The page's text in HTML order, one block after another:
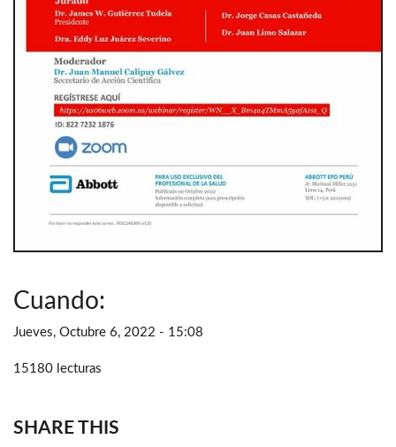
Cuando:
Jueves, Octubre 6, 2022 - 15:08
15180 lecturas
SHARE THIS